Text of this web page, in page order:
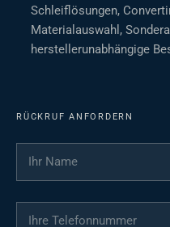
Schleiflösungen,
Materialauswahl,
herstellerunabhängige
RÜCKRUF ANFORDERN
Ihr Name
Ihre Telefonnummer